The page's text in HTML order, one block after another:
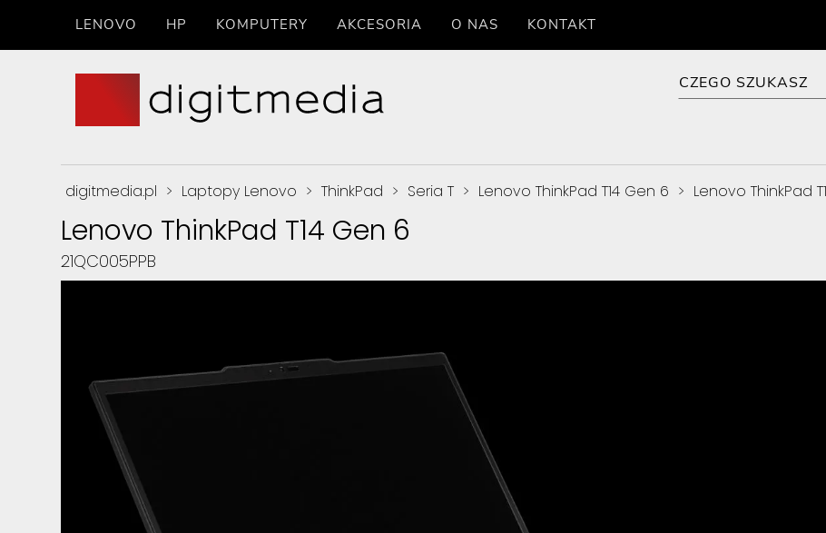
LENOVO HP KOMPUTERY AKCESORIA O NAS KONTAKT
digitmedia.pl > Laptopy Lenovo > ThinkPad > Seria T > Lenovo ThinkPad T14 Gen 6 > Lenovo ThinkPad
Lenovo ThinkPad T14 Gen 6
21QC005PPB